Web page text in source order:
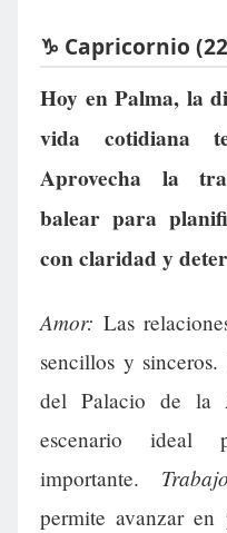
♑ Capricornio
Hoy en Palma, la
vida cotidiana
Aprovecha la
balear para
con claridad y
Amor: Las
sencillos y
del Palacio de la
escenario ideal
importante.
permite avanzar en